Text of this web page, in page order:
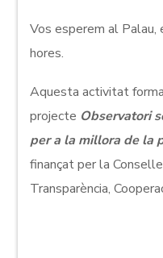
Vos esperem al
hores.
Aquesta activitat
projecte Observatori
per a la millora de la
finançat per la
Transparència,